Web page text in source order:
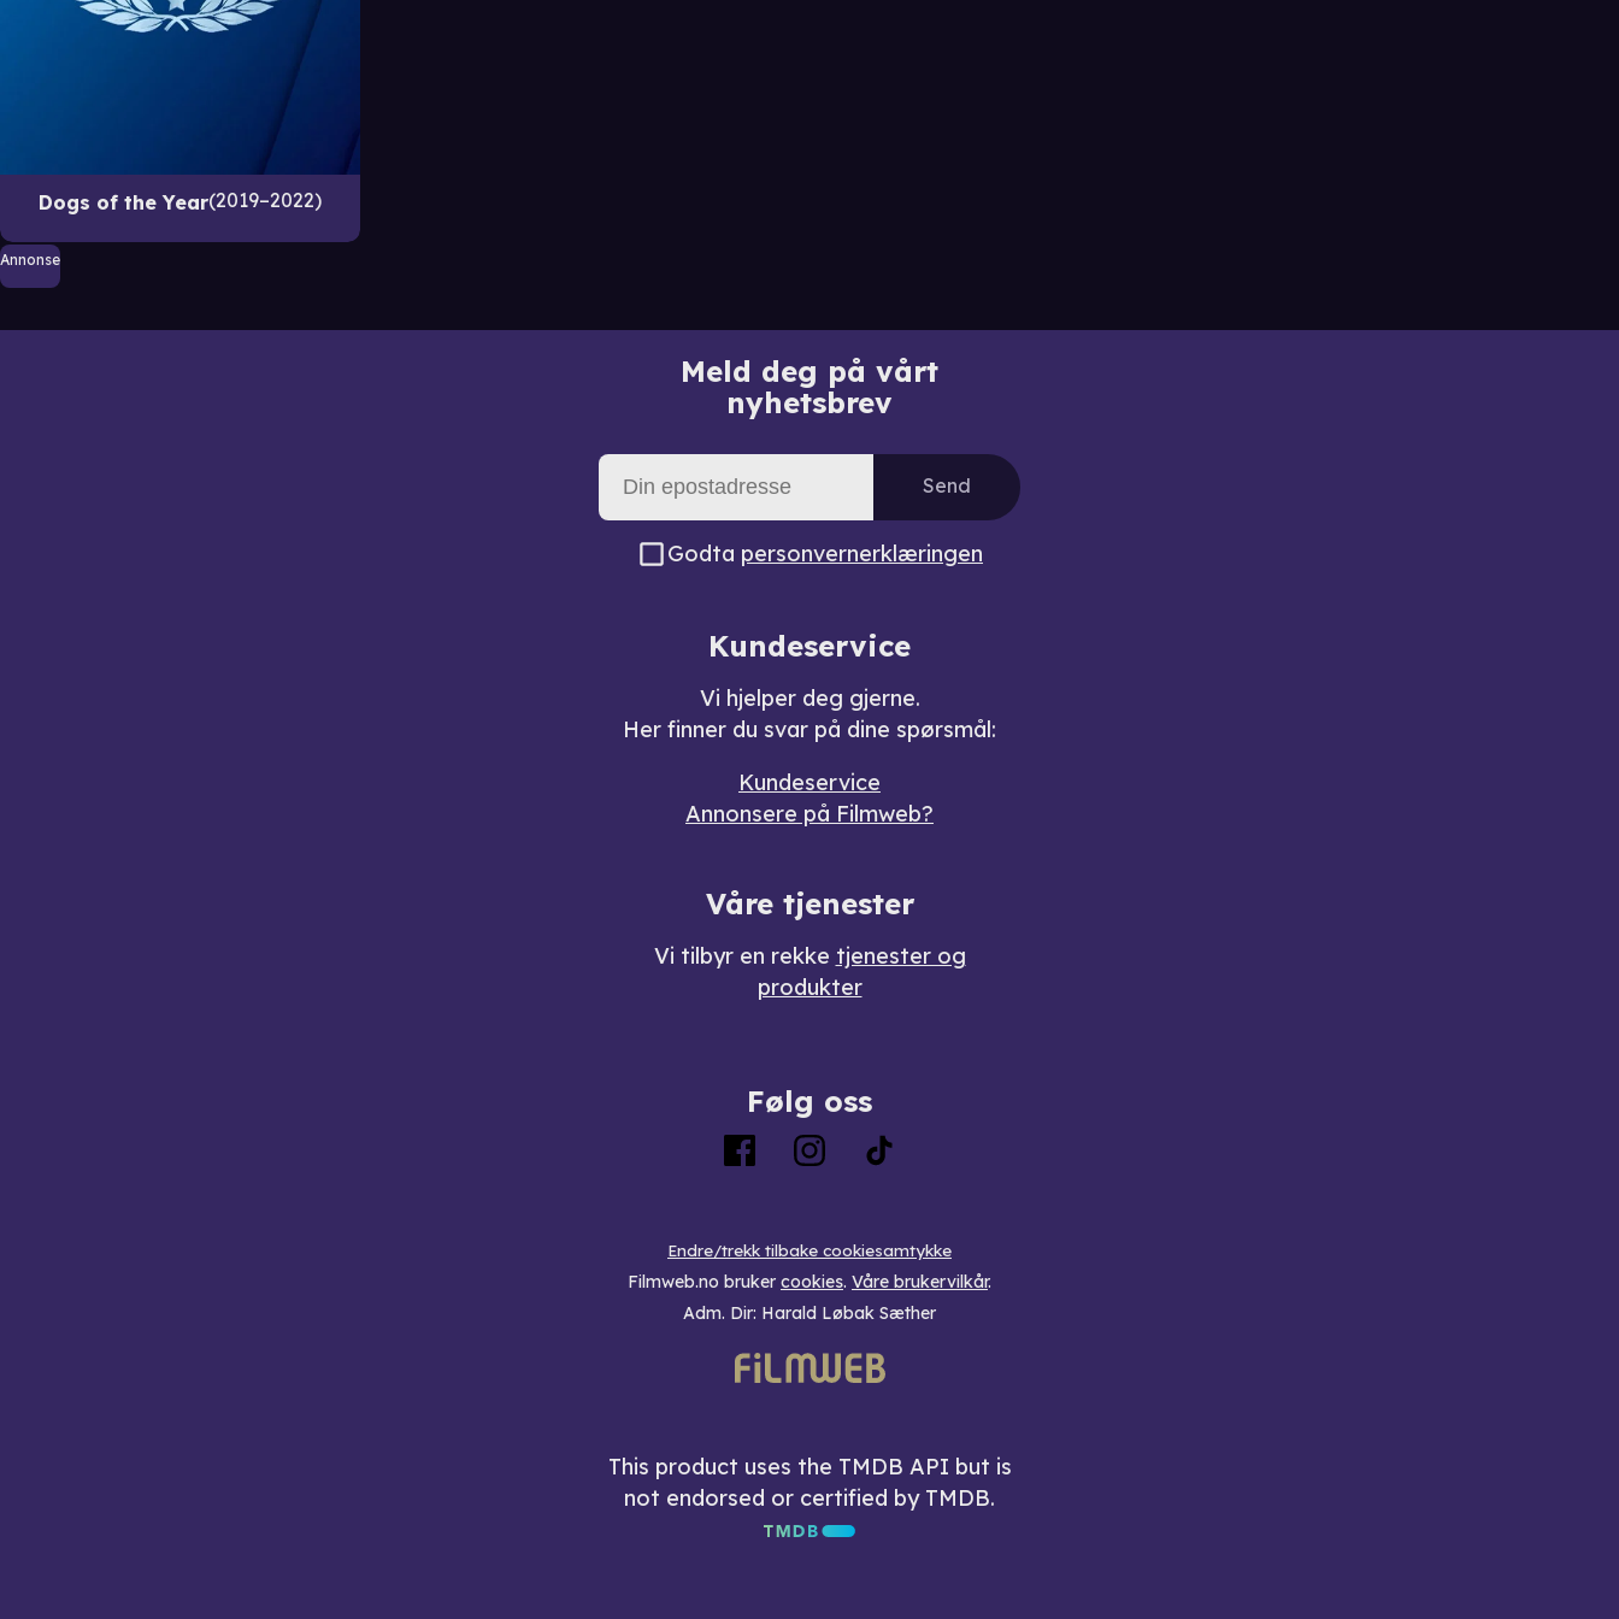
Dogs of the Year 2019–2022
Annonse
Meld deg på vårt
nyhetsbrev
Send
Godta personvernerklæringen
Kundeservice
Vi hjelper deg gjerne.
Her finner du svar på dine spørsmål:
Kundeservice
Annonsere på Filmweb?
Våre tjenester
Vi tilbyr en rekke tjenester og
produkter
Følg oss
Endre/trekk tilbake cookiesamtykke
Filmweb.no bruker cookies. Våre brukervilkår.
Adm. Dir: Harald Løbak Sæther
This product uses the TMDB API but is
not endorsed or certified by TMDB.